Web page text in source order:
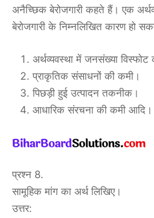
अनैच्छिक बेरोजगारी कहते हैं। एक
बेरोजगारी के निम्नलिखित कारण हो
अर्थव्यवस्था में जनसंख्या विस्फोट
प्राकृतिक संसाधनों की कमी।
पिछड़ी हुई उत्पादन तकनीक।
आधारिक संरचना की कमी आदि।
प्रश्न 8.
सामूहिक मांग का अर्थ लिखिए।
उत्तर: